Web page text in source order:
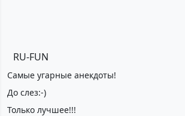
RU-FUN
Самые угарные анекдоты!
До слез:-)
Только лучшее!!!